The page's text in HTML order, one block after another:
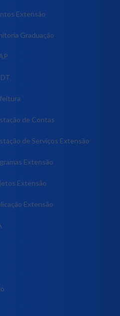
Extensão
Graduação
de Contas
de Serviços Extensão
Extensão
Extensão
Extensão